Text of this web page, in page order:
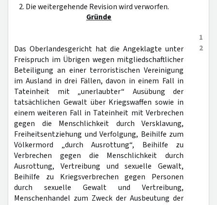
2. Die weitergehende Revision wird verworfen.
Gründe
1
2
Das Oberlandesgericht hat die Angeklagte unter
Freispruch im Übrigen wegen mitgliedschaftlicher
Beteiligung an einer terroristischen Vereinigung
im Ausland in drei Fällen, davon in einem Fall in
Tateinheit mit „unerlaubter“ Ausübung der
tatsächlichen Gewalt über Kriegswaffen sowie in
einem weiteren Fall in Tateinheit mit Verbrechen
gegen die Menschlichkeit durch Versklavung,
Freiheitsentziehung und Verfolgung, Beihilfe zum
Völkermord „durch Ausrottung“, Beihilfe zu
Verbrechen gegen die Menschlichkeit durch
Ausrottung, Vertreibung und sexuelle Gewalt,
Beihilfe zu Kriegsverbrechen gegen Personen
durch sexuelle Gewalt und Vertreibung,
Menschenhandel zum Zweck der Ausbeutung der